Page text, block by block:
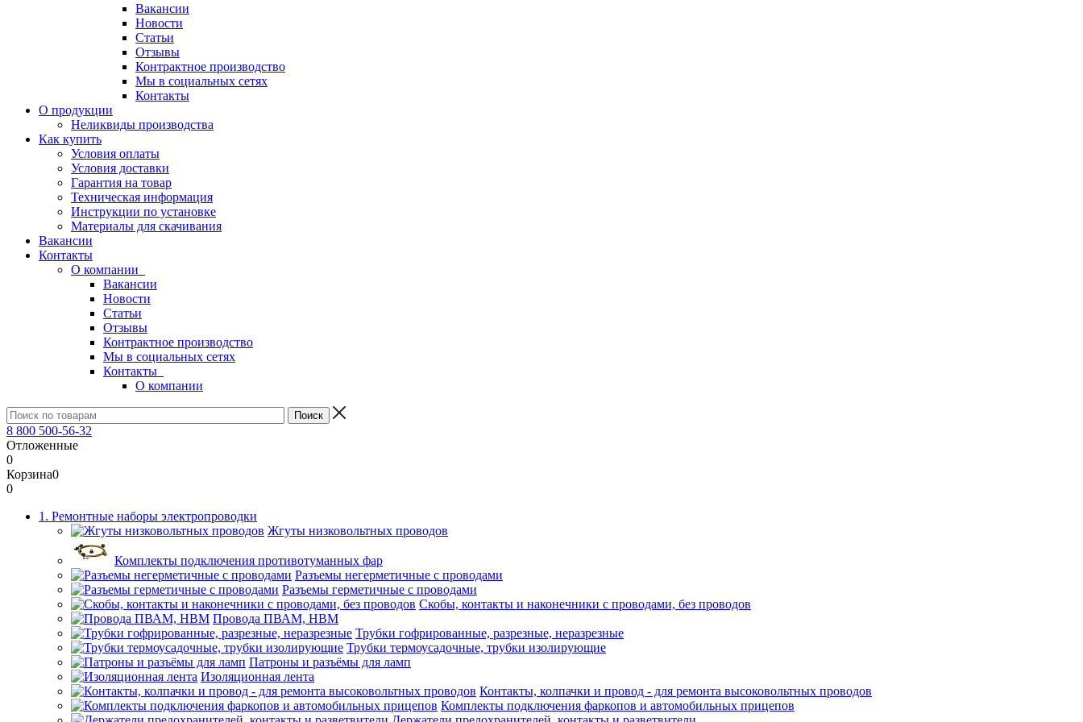
Вакансии
Новости
Статьи
Отзывы
Контрактное производство
Мы в социальных сетях
Контакты
О продукции
Неликвиды производства
Как купить
Условия оплаты
Условия доставки
Гарантия на товар
Техническая информация
Инструкции по установке
Материалы для скачивания
Вакансии
Контакты
О компании
Вакансии
Новости
Статьи
Отзывы
Контрактное производство
Мы в социальных сетях
Контакты
О компании
8 800 500-56-32
Отложенные
0
Корзина0
0
1. Ремонтные наборы электропроводки
Жгуты низковольтных проводов
Комплекты подключения противотуманных фар
Разъемы негерметичные с проводами
Разъемы герметичные с проводами
Скобы, контакты и наконечники с проводами, без проводов
Провода ПВАМ, НВМ
Трубки гофрированные, разрезные, неразрезные
Трубки термоусадочные, трубки изолирующие
Патроны и разъёмы для ламп
Изоляционная лента
Контакты, колпачки и провод - для ремонта высоковольтных проводов
Комплекты подключения фаркопов и автомобильных прицепов